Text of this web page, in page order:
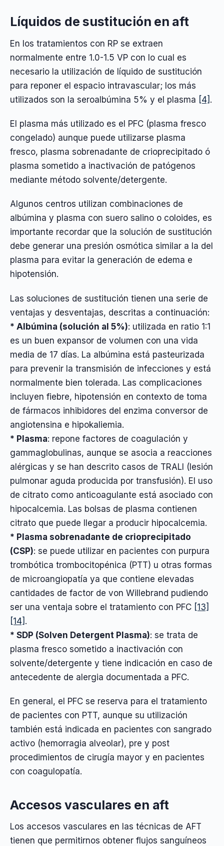
Líquidos de sustitución en aft
En los tratamientos con RP se extraen
normalmente entre 1.0-1.5 VP con lo cual es
necesario la utilización de líquido de sustitución
para reponer el espacio intravascular; los más
utilizados son la seroalbúmina 5% y el plasma [4] .
El plasma más utilizado es el PFC (plasma fresco
congelado) aunque puede utilizarse plasma
fresco, plasma sobrenadante de crioprecipitado ó
plasma sometido a inactivación de patógenos
mediante método solvente/detergente.
Algunos centros utilizan combinaciones de
albúmina y plasma con suero salino o coloides, es
importante recordar que la solución de sustitución
debe generar una presión osmótica similar a la del
plasma para evitar la generación de edema e
hipotensión.
Las soluciones de sustitución tienen una serie de
ventajas y desventajas, descritas a continuación:
* Albúmina (solución al 5%): utilizada en ratio 1:1
es un buen expansor de volumen con una vida
media de 17 días. La albúmina está pasteurizada
para prevenir la transmisión de infecciones y está
normalmente bien tolerada. Las complicaciones
incluyen fiebre, hipotensión en contexto de toma
de fármacos inhibidores del enzima conversor de
angiotensina e hipokaliemia.
* Plasma: repone factores de coagulación y
gammaglobulinas, aunque se asocia a reacciones
alérgicas y se han descrito casos de TRALI (lesión
pulmonar aguda producida por transfusión). El uso
de citrato como anticoagulante está asociado con
hipocalcemia. Las bolsas de plasma contienen
citrato que puede llegar a producir hipocalcemia.
* Plasma sobrenadante de crioprecipitado
(CSP): se puede utilizar en pacientes con purpura
trombótica trombocitopénica (PTT) u otras formas
de microangiopatía ya que contiene elevadas
cantidades de factor de von Willebrand pudiendo
ser una ventaja sobre el tratamiento con PFC [13]
[14] .
* SDP (Solven Detergent Plasma): se trata de
plasma fresco sometido a inactivación con
solvente/detergente y tiene indicación en caso de
antecedente de alergia documentada a PFC.
En general, el PFC se reserva para el tratamiento
de pacientes con PTT, aunque su utilización
también está indicada en pacientes con sangrado
activo (hemorragia alveolar), pre y post
procedimientos de cirugía mayor y en pacientes
con coagulopatía.
Accesos vasculares en aft
Los accesos vasculares en las técnicas de AFT
tienen que permitirnos obtener flujos sanguíneos